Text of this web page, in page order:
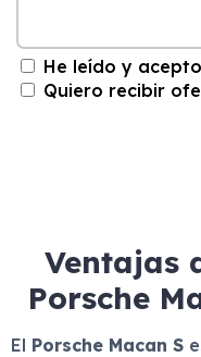
He leído y
Quiero recibir
Ventajas
Porsche
El Porsche Macan S